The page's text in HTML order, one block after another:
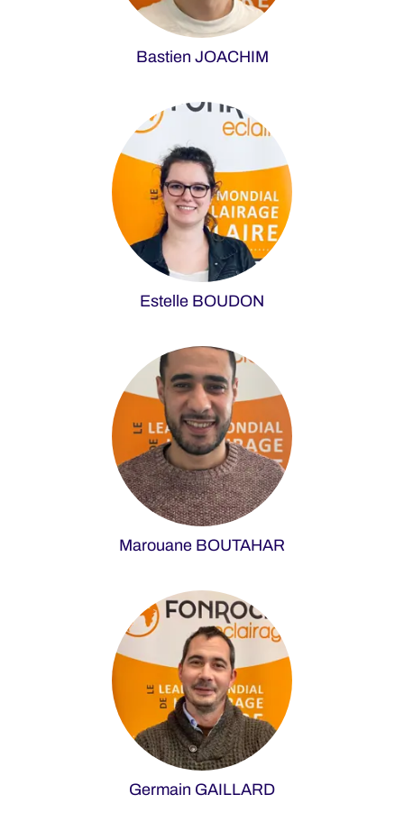
Bastien JOACHIM
Estelle BOUDON
Marouane BOUTAHAR
Germain GAILLARD